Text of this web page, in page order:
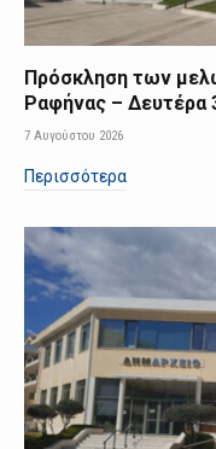
Πρόσκληση των
Ραφήνας – Δευτέρα
7 Αυγούστου 2026
Περισσότερα